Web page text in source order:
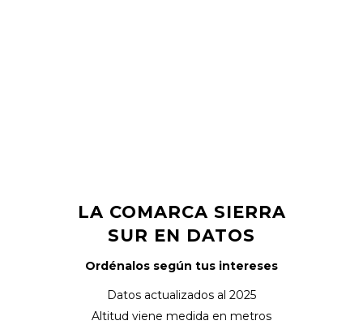
LA COMARCA SIERRA
SUR EN DATOS
Ordénalos según tus intereses
Datos actualizados al 2025
Altitud viene medida en metros